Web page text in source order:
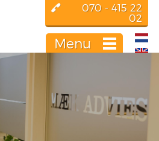
070 - 415 22
02
Menu